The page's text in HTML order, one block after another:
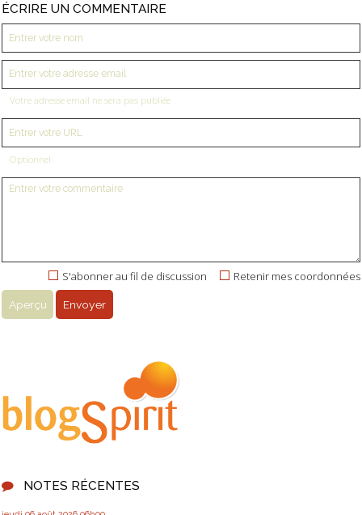
NOTES RÉCENTES
ÉCRIRE UN COMMENTAIRE
Votre adresse email ne sera pas publiée
Optionnel
Retenir mes coordonnées
S'abonner au fil de discussion